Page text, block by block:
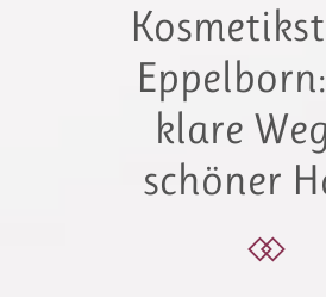
klare
schöner